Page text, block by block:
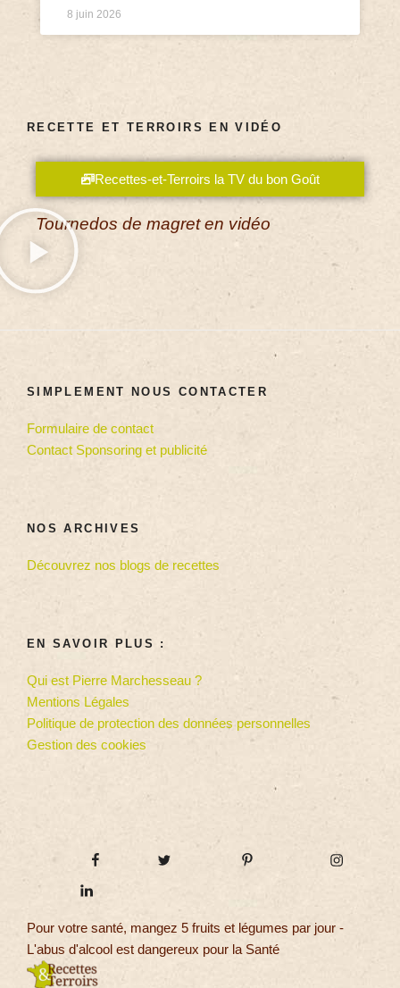
8 juin 2026
RECETTE ET TERROIRS EN VIDÉO
Recettes-et-Terroirs la TV du bon Goût
Tournedos de magret en vidéo
SIMPLEMENT NOUS CONTACTER
Formulaire de contact
Contact Sponsoring et publicité
NOS ARCHIVES
Découvrez nos blogs de recettes
EN SAVOIR PLUS :
Qui est Pierre Marchesseau ?
Mentions Légales
Politique de protection des données personnelles
Gestion des cookies
Pour votre santé, mangez 5 fruits et légumes par jour -
L'abus d'alcool est dangereux pour la Santé